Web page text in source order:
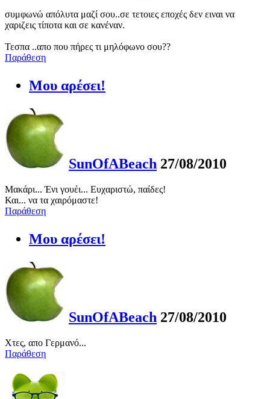
συμφωνώ απόλυτα μαζί σου..σε τετοιες εποχές δεν ειναι να
χαριζεις τίποτα και σε κανέναν.
Τεσπα ..απο που πήρες τι μηλόφωνο σου??
Παράθεση
Μου αρέσει!
SunOfABeach 27/08/2010
Μακάρι... Ένι γουέι... Ευχαριστώ, παίδες!
Και... να τα χαιρόμαστε!
Παράθεση
Μου αρέσει!
SunOfABeach 27/08/2010
Χτες, απο Γερμανό...
Παράθεση